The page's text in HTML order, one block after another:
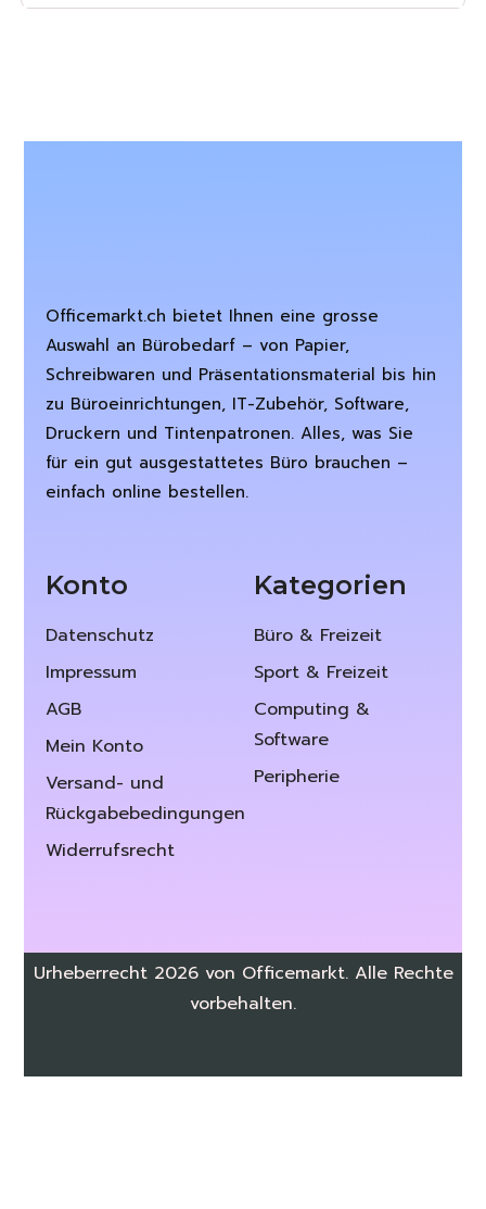
Officemarkt.ch bietet Ihnen eine grosse
Auswahl an Bürobedarf – von Papier,
Schreibwaren und Präsentationsmaterial bis hin
zu Büroeinrichtungen, IT-Zubehör, Software,
Druckern und Tintenpatronen. Alles, was Sie
für ein gut ausgestattetes Büro brauchen –
einfach online bestellen.
Konto
Datenschutz
Impressum
AGB
Mein Konto
Versand- und
Rückgabebedingungen
Widerrufsrecht
Kategorien
Büro & Freizeit
Sport & Freizeit
Computing &
Software
Peripherie
Urheberrecht 2026 von Officemarkt. Alle Rechte
vorbehalten.